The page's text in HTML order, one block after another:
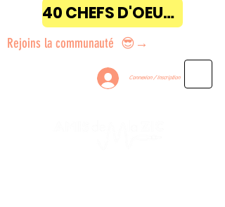
40 CHEFS D'OEUVRE
Rejoins la communauté 😎→
Connexion / Inscription